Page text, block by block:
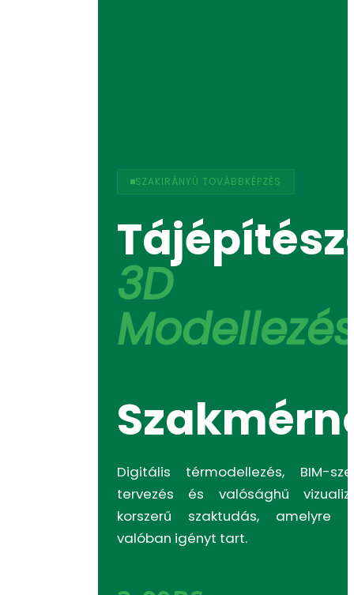
SZAKIRÁNYÚ TOVÁBBKÉPZÉS
3D
Digitális térmodellezés, BIM-
tervezés és valósághű
korszerű szaktudás, amelyre
valóban igényt tart.